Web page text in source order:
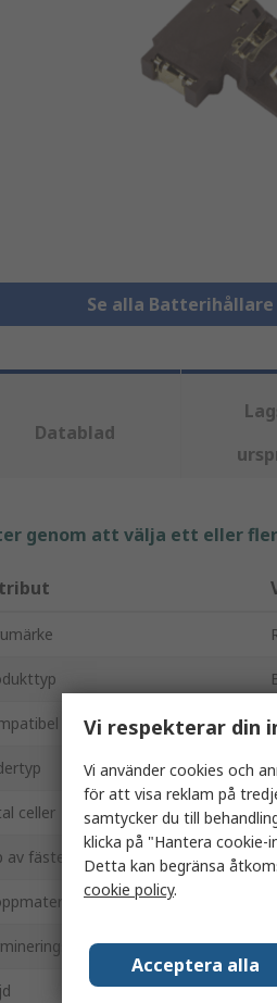
Se alla Batterihållare
Datablad
genom att välja ett eller
batteristorlek
celler
av fäste
Vi respekterar din
Vi använder cookies och
för att visa reklam på
samtycker du till
klicka på "Hantera cookie-
Detta kan begränsa
cookie policy.
Acceptera alla